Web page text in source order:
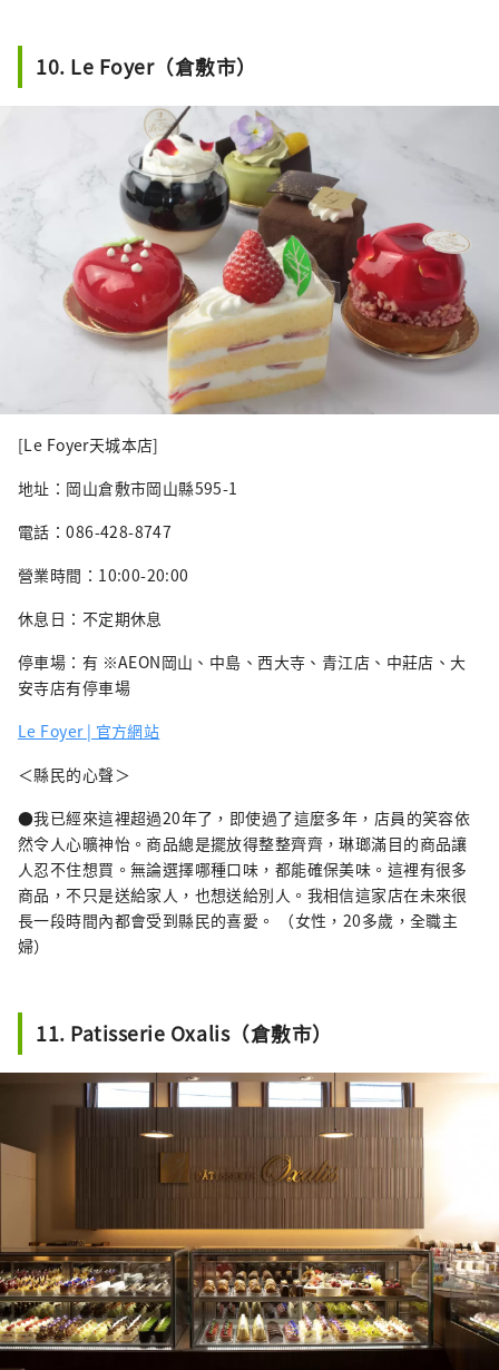
10. Le Foyer（倉敷市）
[Le Foyer天城本店]
地址：岡山倉敷市岡山縣595-1
電話：086-428-8747
營業時間：10:00-20:00
休息日：不定期休息
停車場：有 ※AEON岡山、中島、西大寺、青江店、中莊店、大
安寺店有停車場
Le Foyer | 官方網站
＜縣民的心聲＞
●我已經來這裡超過20年了，即使過了這麼多年，店員的笑容依
然令人心曠神怡。商品總是擺放得整整齊齊，琳瑯滿目的商品讓
人忍不住想買。無論選擇哪種口味，都能確保美味。這裡有很多
商品，不只是送給家人，也想送給別人。我相信這家店在未來很
長一段時間內都會受到縣民的喜愛。 （女性，20多歲，全職主
婦）
11. Patisserie Oxalis（倉敷市）